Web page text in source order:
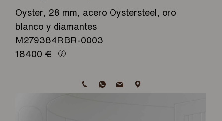
Oyster, 28 mm, acero Oystersteel, oro
blanco y diamantes
M279384RBR-0003
18400 €